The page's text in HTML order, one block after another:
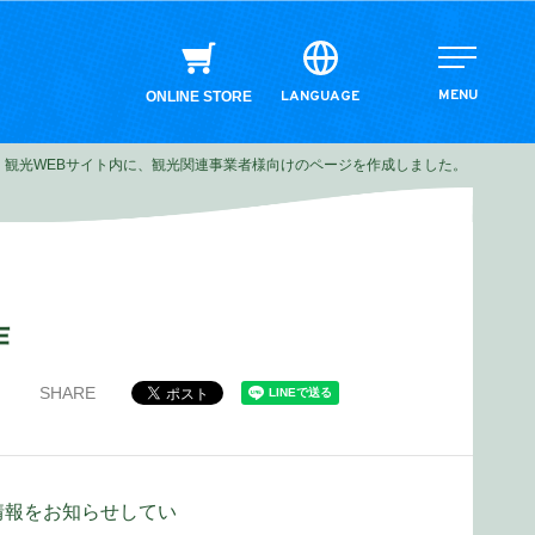
ONLINE STORE LANGUAGE MENU
観光WEBサイト内に、観光関連事業者様向けのページを作成しました。
SHARE
をお知らせしてい